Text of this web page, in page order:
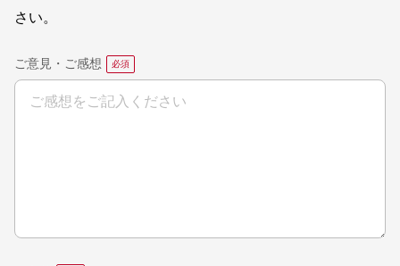
さい。
ご意見・ご感想